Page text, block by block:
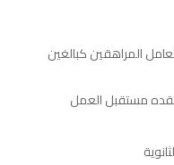
المراهقين كبالغين
مستقبل العمل